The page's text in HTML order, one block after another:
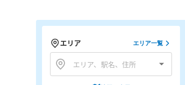
エリア エリア一覧